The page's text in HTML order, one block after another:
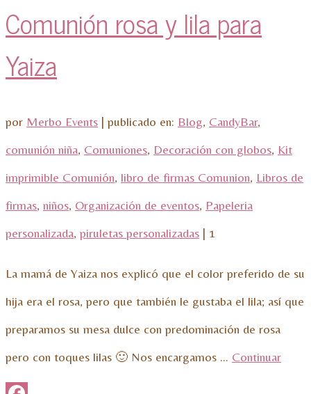
Comunión rosa y lila para
Yaiza
por Merbo Events | publicado en: Blog, CandyBar,
comunión niña, Comuniones, Decoración con globos, Kit
imprimible Comunión, libro de firmas Comunion, Libros de
firmas, niños, Organización de eventos, Papeleria
personalizada, piruletas personalizadas | 1
La mamá de Yaiza nos explicó que el color preferido de su
hija era el rosa, pero que también le gustaba el lila; así que
preparamos su mesa dulce con predominación de rosa
pero con toques lilas 🙂 Nos encargamos … Continuar